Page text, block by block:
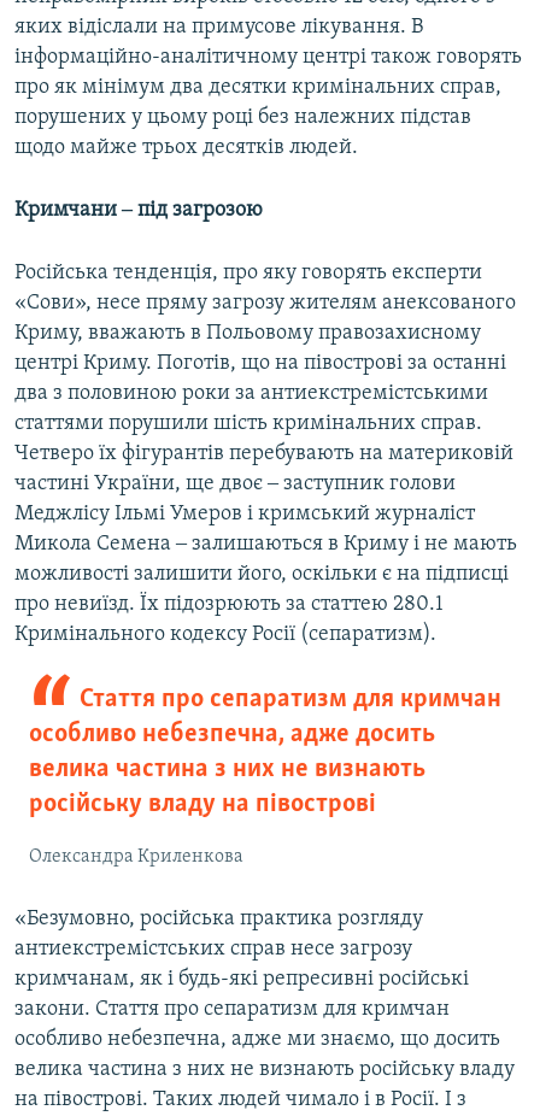
яких відіслали на примусове лікування. В
інформаційно-аналітичному центрі також говорять
про як мінімум два десятки кримінальних справ,
порушених у цьому році без належних підстав
щодо майже трьох десятків людей.
Кримчани ‒ під загрозою
Російська тенденція, про яку говорять експерти
«Сови», несе пряму загрозу жителям анексованого
Криму, вважають в Польовому правозахисному
центрі Криму. Поготів, що на півострові за останні
два з половиною роки за антиекстремістськими
статтями порушили шість кримінальних справ.
Четверо їх фігурантів перебувають на материковій
частині України, ще двоє ‒ заступник голови
Меджлісу Ільмі Умеров і кримський журналіст
Микола Семена ‒ залишаються в Криму і не мають
можливості залишити його, оскільки є на підписці
про невиїзд. Їх підозрюють за статтею 280.1
Кримінального кодексу Росії (сепаратизм).
Стаття про сепаратизм для кримчан
особливо небезпечна, адже досить
велика частина з них не визнають
російську владу на півострові
Олександра Криленкова
«Безумовно, російська практика розгляду
антиекстремістських справ несе загрозу
кримчанам, як і будь-які репресивні російські
закони. Стаття про сепаратизм для кримчан
особливо небезпечна, адже ми знаємо, що досить
велика частина з них не визнають російську владу
на півострові. Таких людей чимало і в Росії. І з